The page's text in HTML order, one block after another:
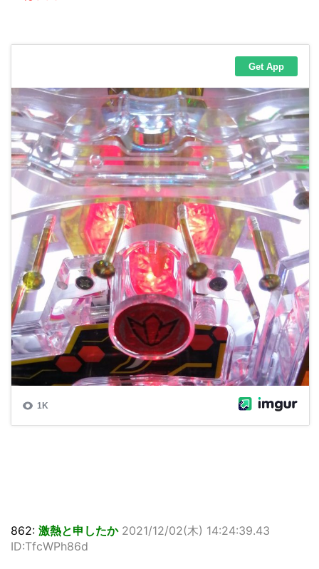
862: 激熱と申したか 2021/12/02(木) 14:24:39.43
ID:TfcWPh86d